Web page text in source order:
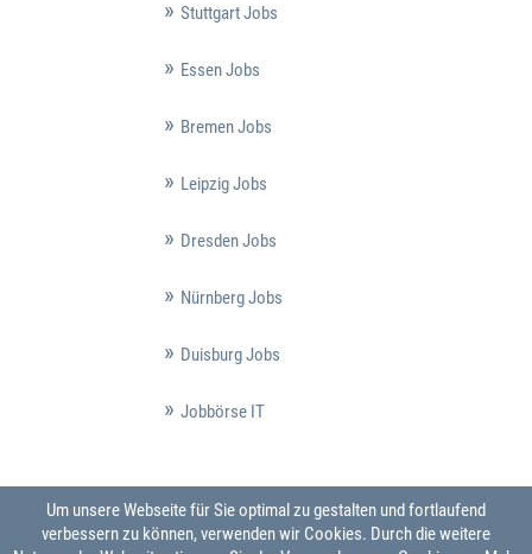
Stuttgart Jobs
Essen Jobs
Bremen Jobs
Leipzig Jobs
Dresden Jobs
Nürnberg Jobs
Duisburg Jobs
Jobbörse IT
Um unsere Webseite für Sie optimal zu gestalten und fortlaufend
verbessern zu können, verwenden wir Cookies. Durch die weitere